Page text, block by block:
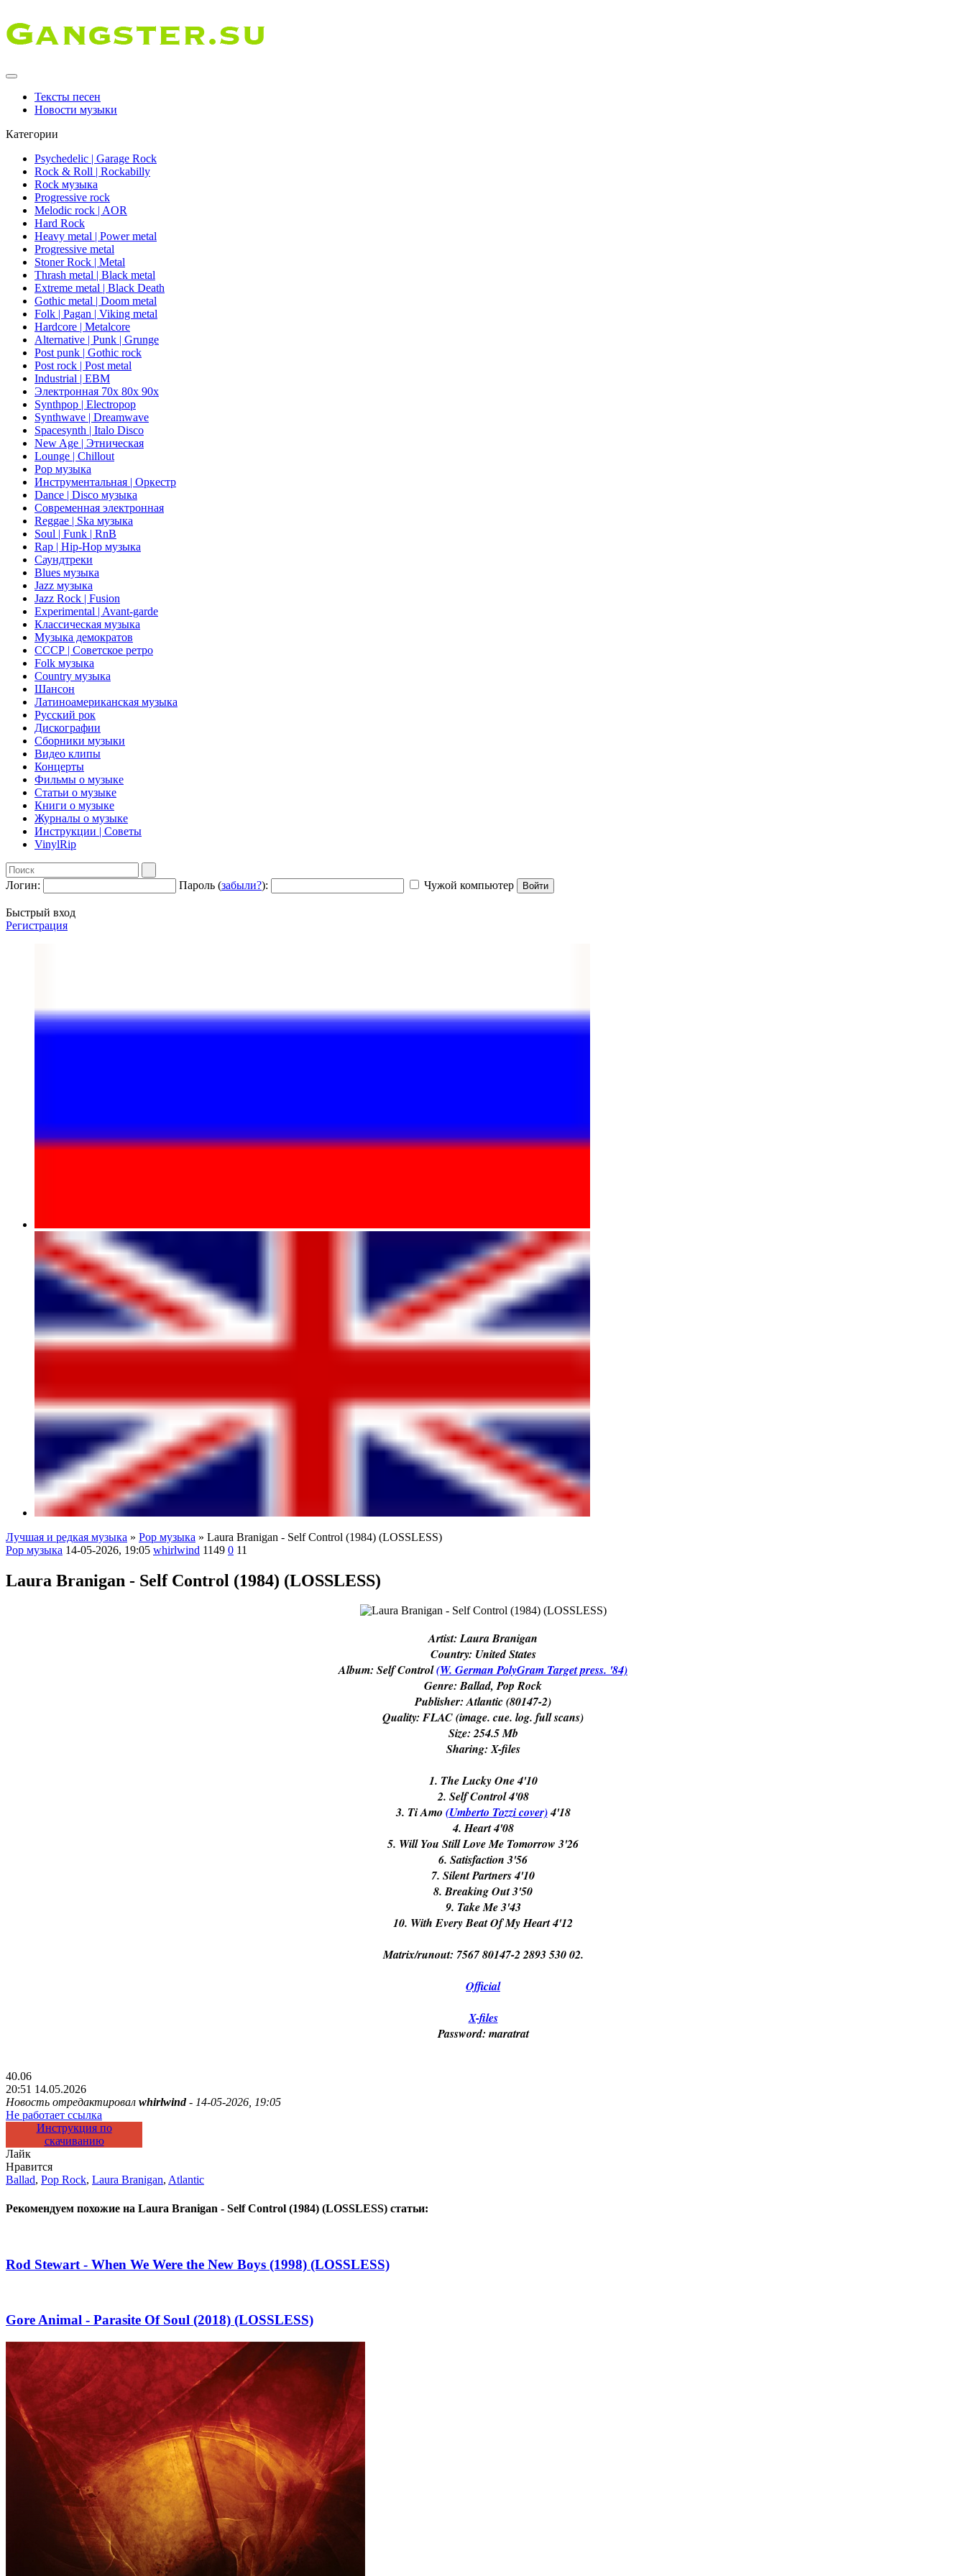
Тексты песен
Новости музыки
Категории
Psychedelic | Garage Rock
Rock & Roll | Rockabilly
Rock музыка
Progressive rock
Melodic rock | AOR
Hard Rock
Heavy metal | Power metal
Progressive metal
Stoner Rock | Metal
Thrash metal | Black metal
Extreme metal | Black Death
Gothic metal | Doom metal
Folk | Pagan | Viking metal
Hardcore | Metalcore
Alternative | Punk | Grunge
Post punk | Gothic rock
Post rock | Post metal
Industrial | EBM
Электронная 70х 80х 90х
Synthpop | Electropop
Synthwave | Dreamwave
Spacesynth | Italo Disco
New Age | Этническая
Lounge | Chillout
Pop музыка
Инструментальная | Оркестр
Dance | Disco музыка
Современная электронная
Reggae | Ska музыка
Soul | Funk | RnB
Rap | Hip-Hop музыка
Саундтреки
Blues музыка
Jazz музыка
Jazz Rock | Fusion
Experimental | Avant-garde
Классическая музыка
Музыка демократов
СССР | Советское ретро
Folk музыка
Country музыка
Шансон
Латиноамериканская музыка
Русский рок
Дискографии
Сборники музыки
Видео клипы
Концерты
Фильмы о музыке
Статьи о музыке
Книги о музыке
Журналы о музыке
Инструкции | Советы
VinylRip
Логин: Пароль (забыли?): Чужой компьютер Войти
Быстрый вход
Регистрация
Лучшая и редкая музыка » Pop музыка » Laura Branigan - Self Control (1984) (LOSSLESS)
Pop музыка 14-05-2026, 19:05 whirlwind 1149 0 11
Laura Branigan - Self Control (1984) (LOSSLESS)
Artist:Laura Branigan
Country: United States
Album: Self Control(W. German PolyGram Target press. '84)
Genre:Ballad, Pop Rock
Publisher:Atlantic (80147-2)
Quality:FLAC (image. cue. log. full scans)
Size:254.5 Mb
Sharing:X-files
1. The Lucky One 4'10
2. Self Control 4'08
3. Ti Amo (Umberto Tozzi cover)4'18
4. Heart 4'08
5. Will You Still Love Me Tomorrow 3'26
6. Satisfaction 3'56
7. Silent Partners 4'10
8. Breaking Out 3'50
9. Take Me 3'43
10. With Every Beat Of My Heart 4'12
Matrix/runout: 7567 80147-2 2893 530 02.
Official
X-files
Password: maratrat
40.06
20:51 14.05.2026
Новость отредактировал whirlwind- 14-05-2026, 19:05
Не работает ссылка
Инструкция по
скачиванию
Лайк
Нравится
Ballad, Pop Rock, Laura Branigan, Atlantic
Рекомендуем похожие на Laura Branigan - Self Control (1984) (LOSSLESS) статьи:
Rod Stewart - When We Were the New Boys (1998) (LOSSLESS)
Gore Animal - Parasite Of Soul (2018) (LOSSLESS)